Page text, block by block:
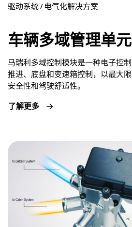
驱动系统 / 电气化解决方案
车辆多域管理单元
马瑞利多域控制模块是一种电子控
推进、底盘和变速箱控制，以最大限
安全性和驾驶舒适性。
了解更多